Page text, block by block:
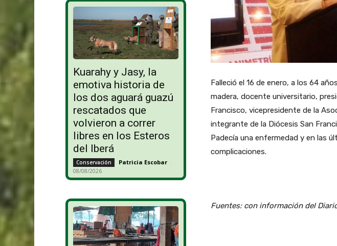
Kuarahy y Jasy, la
emotiva historia de
los dos aguará guazú
rescatados que
volvieron a correr
libres en los Esteros
del Iberá
Conservación Patricia Escobar -
08/08/2026
Falleció el 16 de enero, a los 64 años
madera, docente universitario,
Francisco, vicepresidente de la
integrante de la Diócesis San
Padecía una enfermedad y en las
complicaciones.
Fuentes: con información del